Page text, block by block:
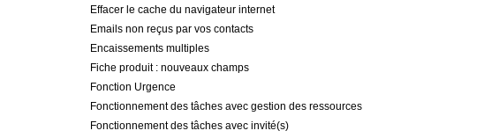
Effacer le cache du navigateur internet
Emails non reçus par vos contacts
Encaissements multiples
Fiche produit : nouveaux champs
Fonction Urgence
Fonctionnement des tâches avec gestion des ressources
Fonctionnement des tâches avec invité(s)